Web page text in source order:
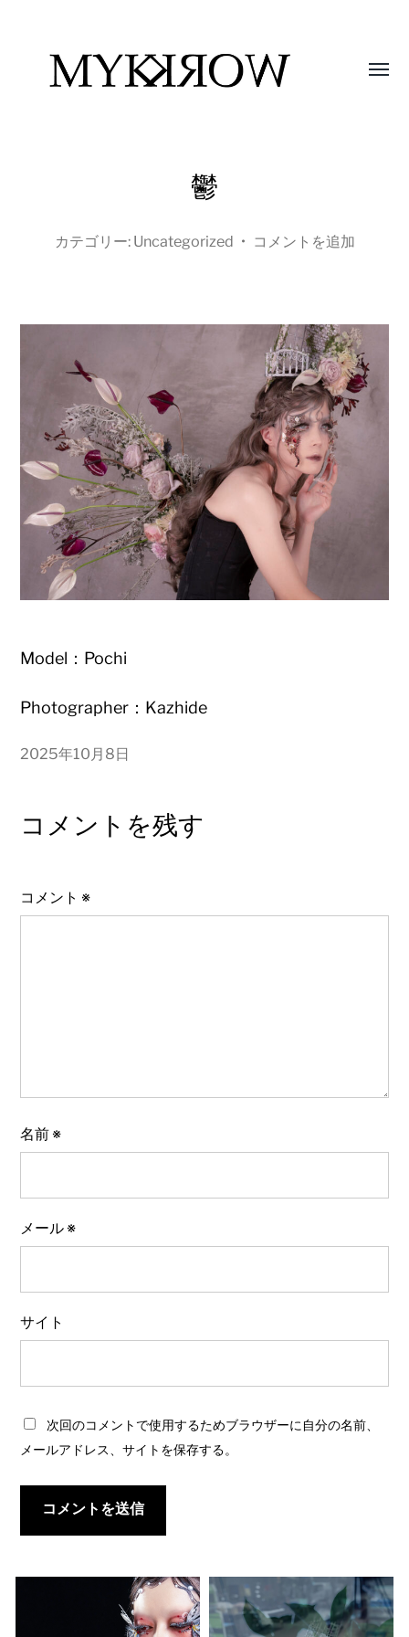
鬱
カテゴリー: Uncategorized • コメントを追加
Model：Pochi
Photographer：Kazhide
2025年10月8日
コメントを残す
コメント ※
名前 ※
メール ※
サイト
次回のコメントで使用するためブラウザーに自分の名前、
メールアドレス、サイトを保存する。